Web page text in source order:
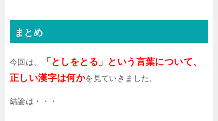
まとめ
今回は、
「としをとる」という言葉について、
正しい漢字は何かを見ていきました。
結論は・・・